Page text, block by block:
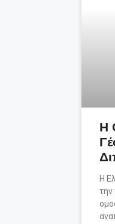
Η
Η
την